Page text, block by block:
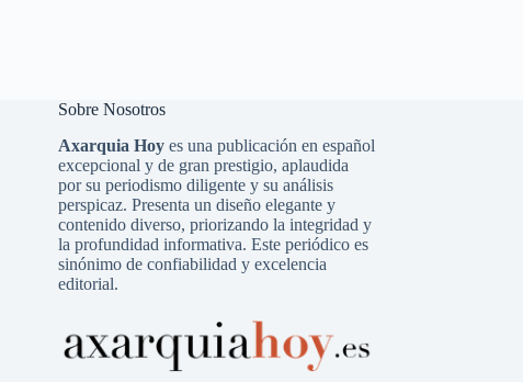
Sobre Nosotros
Axarquia Hoyes una publicación en español
excepcional y de gran prestigio, aplaudida
por su periodismo diligente y su análisis
perspicaz. Presenta un diseño elegante y
contenido diverso, priorizando la integridad y
la profundidad informativa. Este periódico es
sinónimo de confiabilidad y excelencia
editorial.